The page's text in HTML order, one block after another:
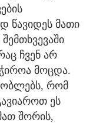
წავიდეს მათი
ჩვენ არ
მოცდა.
რომ
ეს
შორის,